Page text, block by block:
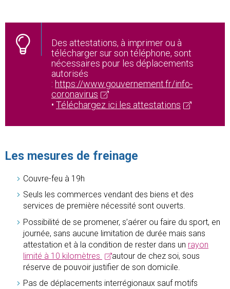
Des attestations, à imprimer ou à
télécharger sur son téléphone, sont
nécessaires pour les déplacements
autorisés
: https://www.gouvernement.fr/info-
coronavirus
• Téléchargez ici les attestations
Les mesures de freinage
Couvre-feu à 19h
Seuls les commerces vendant des biens et des
services de première nécessité sont ouverts.
Possibilité de se promener, s’aérer ou faire du sport, en
journée, sans aucune limitation de durée mais sans
attestation et à la condition de rester dans un rayon
limité à 10 kilomètres
autour de chez soi, sous
réserve de pouvoir justifier de son domicile.
Pas de déplacements interrégionaux sauf motifs